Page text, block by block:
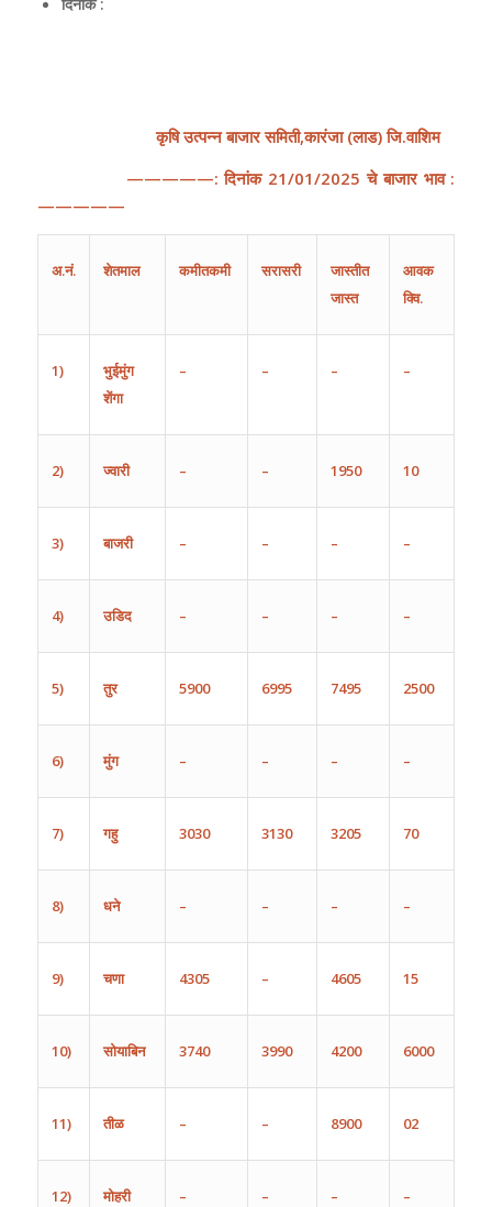
कृषि उत्पन्न बाजार समिती,कारंजा(लाड)जि.वाशिम
—————:दिनांक 21/01/2025 चे बाजार भाव:
—————
अ.नं. शेतमाल कमीतकमी सरासरी
जास्तीत
जास्त
आवक
क्वि.
1)
भुईमुंग
शेंगा
– – – –
2) ज्वारी – – 1950 10
3) बाजरी – – – –
4) उडिद – – – –
5) तुर 5900 6995 7495 2500
6) मुंग – – – –
7) गहु 3030 3130 3205 70
8) धने – – – –
9) चणा 4305 – 4605 15
10) सोयाबिन 3740 3990 4200 6000
11) तीळ – – 8900 02
12) मोहरी – – – –